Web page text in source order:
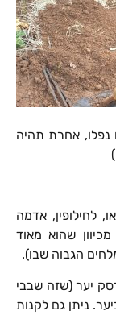
נפלו, אחרת תהיה
לחילופין, אדמה
שהוא מאוד
הגבוה שבו).
יער (שזה שבבי
ניתן גם לקנות